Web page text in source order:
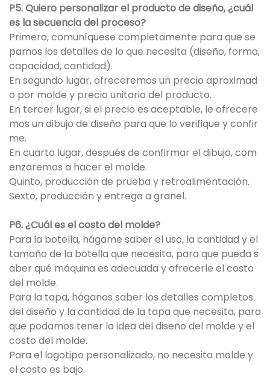
P5. Quiero personalizar el producto de diseño, ¿cuál
es la secuencia del proceso?
Primero, comuníquese completamente para que se
pamos los detalles de lo que necesita (diseño, forma,
capacidad, cantidad).
En segundo lugar, ofreceremos un precio aproximad
o por molde y precio unitario del producto.
En tercer lugar, si el precio es aceptable, le ofrecere
mos un dibujo de diseño para que lo verifique y confir
me.
En cuarto lugar, después de confirmar el dibujo, com
enzaremos a hacer el molde.
Quinto, producción de prueba y retroalimentación.
Sexto, producción y entrega a granel.
P6. ¿Cuál es el costo del molde?
Para la botella, hágame saber el uso, la cantidad y el
tamaño de la botella que necesita, para que pueda s
aber qué máquina es adecuada y ofrecerle el costo
del molde.
Para la tapa, háganos saber los detalles completos
del diseño y la cantidad de la tapa que necesita, para
que podamos tener la idea del diseño del molde y el
costo del molde.
Para el logotipo personalizado, no necesita molde y
el costo es bajo.